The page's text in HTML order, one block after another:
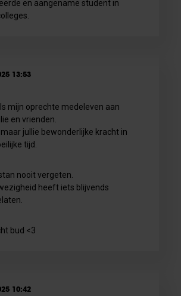
en aangename student in
13:53
mijn oprechte medeleven aan
en vrienden.
maar jullie bewonderlijke kracht in
tijd.
nooit vergeten.
heeft iets blijvends
bud <3
10:42